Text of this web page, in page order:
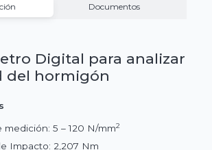
Documentos
Digital para analizar
del hormigón
medición: 5 – 120 N/mm2
Impacto: 2,207 Nm